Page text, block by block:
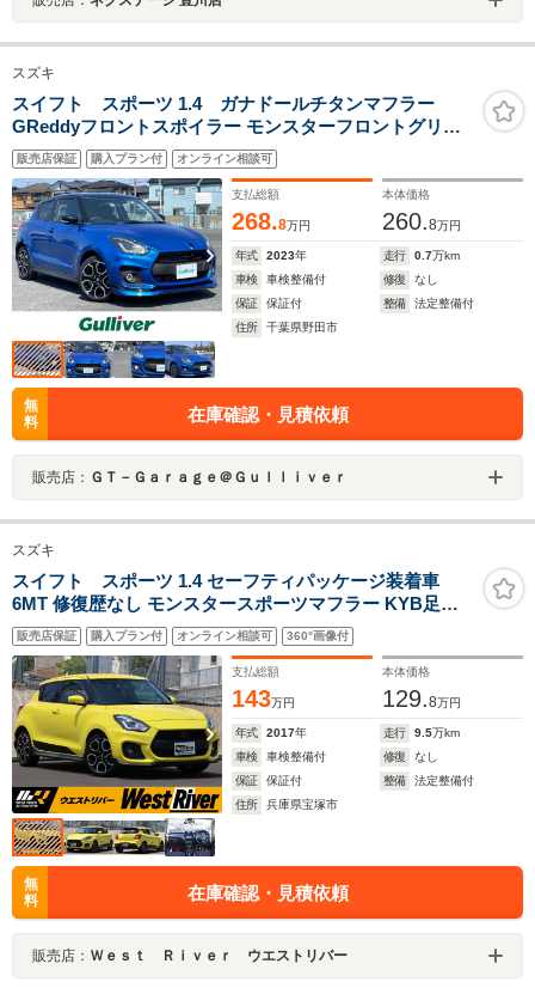
スズキ
スイフト スポーツ 1.4 ガナドールチタンマフラー
GReddyフロントスポイラー モンスターフロントグリル
LEDヘッドライト ACC LKA 全方位カメラPKG 保証書 取
扱説明書
販売店保証 購入プラン付 オンライン相談可
支払総額
268.8万円
本体価格
260.8万円
年式 2023年 走行 0.7万km
車検
車検整備付 修復
なし
保証
保証付 整備
法定整備付
住所
千葉県野田市
無
料
在庫確認・見積依頼
販売店： ＧＴ－Ｇａｒａｇｅ＠Ｇｕｌｌｉｖｅｒ
スズキ
スイフト スポーツ 1.4 セーフティパッケージ装着車
6MT 修復歴なし モンスタースポーツマフラー KYB足廻
り Beatrushフロアーバー&リヤピラーバー クスコFタワ
ーバー フルセグナビ Bluetooth対応 ドラレコ オートLED
ヘッド&F/R LEDフォグ 純正フルエアロ 純正17AW
販売店保証 購入プラン付 オンライン相談可 360°画像付
支払総額
143万円
本体価格
129.8万円
年式 2017年 走行 9.5万km
車検
車検整備付 修復
なし
保証
保証付 整備
法定整備付
住所
兵庫県宝塚市
無
料
在庫確認・見積依頼
販売店： Ｗｅｓｔ Ｒｉｖｅｒ ウエストリバー